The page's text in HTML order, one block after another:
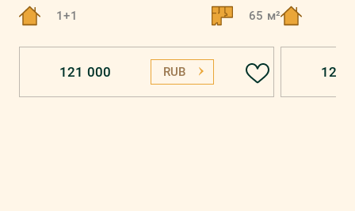
1+1 65 м²
121 000 RUB 123